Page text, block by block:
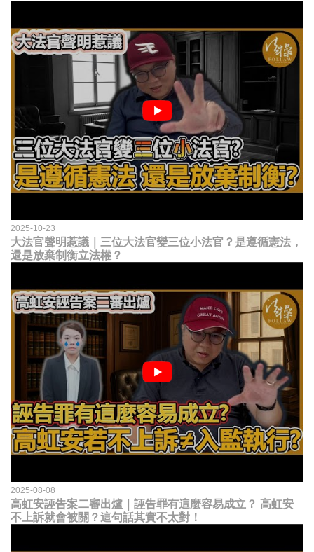
2025-10-23
大法官聲明惹議｜三位大法官變三位小法官？是遵循憲法，
還是放棄制衡立法權？
2025-08-08
高虹安誣告案二審出爐｜誣告罪有這麼容易成立？ 高虹安
不上訴就會被關？這句話其實不太對！